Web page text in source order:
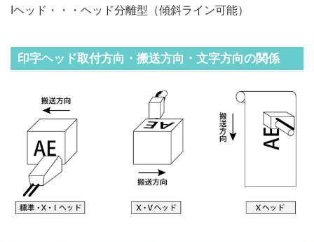
Iヘッド・・・ヘッド分離型（傾斜ライン可能）
印字ヘッド取付方向・搬送方向・文字方向の関係